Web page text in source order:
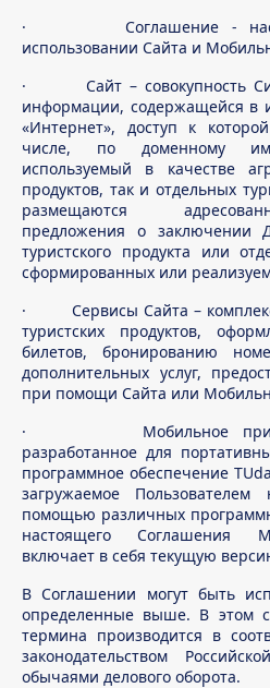
· Соглашение -
использовании Сайта и
· Сайт – совокупность
информации, содержащейся в
«Интернет», доступ к
числе, по доменному
используемый в качестве
продуктов, так и отдельных
размещаются
предложения о заключении
туристского продукта или
сформированных или
· Сервисы Сайта – комплекс
туристских продуктов,
билетов, бронированию
дополнительных услуг,
при помощи Сайта или
· Мобильное
разработанное для
программное обеспечение
загружаемое
помощью различных
настоящего Соглашения
включает в себя текущую
В Соглашении могут быть
определенные выше. В этом
термина производится в
законодательством
обычаями делового оборота.